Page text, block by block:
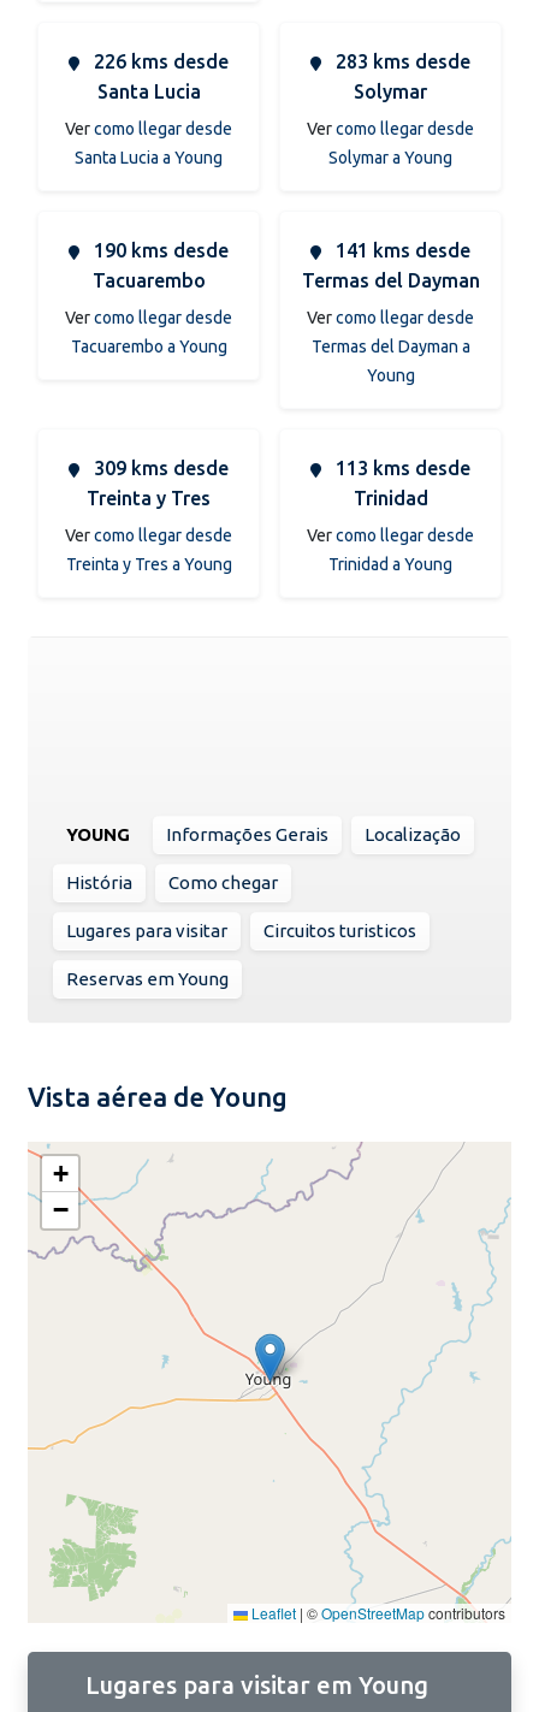
226 kms desde
Santa Lucia
Vercomo llegar desde
Santa Lucia a Young
283 kms desde
Solymar
Vercomo llegar desde
Solymar a Young
190 kms desde
Tacuarembo
Vercomo llegar desde
Tacuarembo a Young
141 kms desde
Termas del Dayman
Vercomo llegar desde
Termas del Dayman a
Young
309 kms desde
Treinta y Tres
Vercomo llegar desde
Treinta y Tres a Young
113 kms desde
Trinidad
Vercomo llegar desde
Trinidad a Young
YOUNG Informações Gerais Localização
História Como chegar
Lugares para visitar Circuitos turisticos
Reservas em Young
Vista aérea de Young
+
−
Leaflet | ©OpenStreetMapcontributors
Lugares para visitar em Young